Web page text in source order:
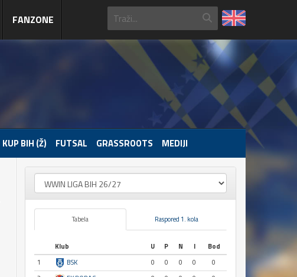
FANZONE
KUP BIH (Ž) FUTSAL GRASSROOTS MEDIJI
Tabela Raspored 1. kola
Klub U P N I
Bod
1
BSK 0 0 0 0
0